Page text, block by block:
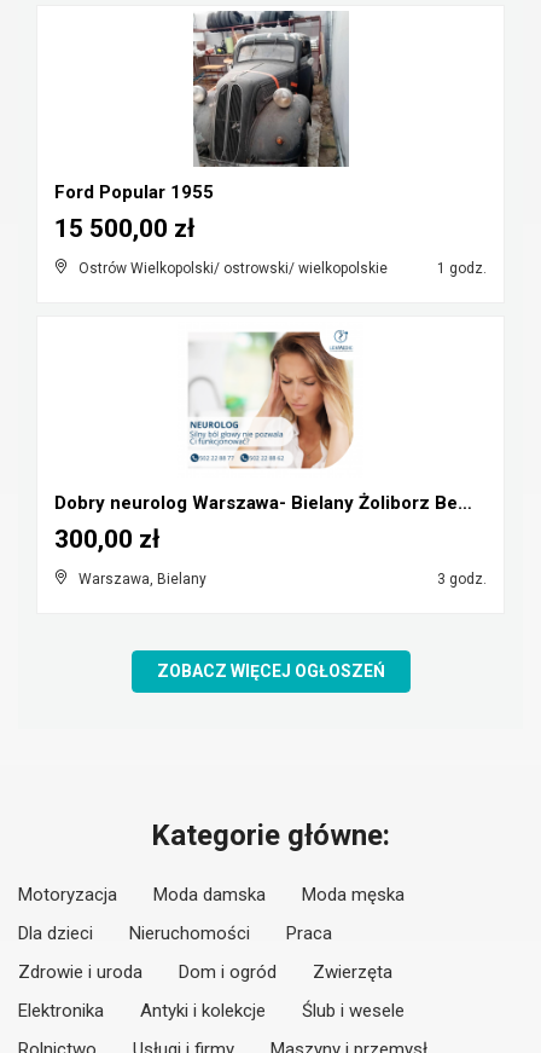
Ford Popular 1955
Ostrów Wielkopolski/ ostrowski/ wielkopolskie 1 godz.
15 500,00 zł
Dobry neurolog Warszawa- Bielany Żoliborz Bemowo W...
Warszawa, Bielany 3 godz.
300,00 zł
ZOBACZ WIĘCEJ OGŁOSZEŃ
Kategorie główne:
Motoryzacja Moda damska
Moda męska
Dla dzieci
Nieruchomości
Praca
Zdrowie i uroda
Dom i ogród
Zwierzęta
Elektronika
Antyki i kolekcje
Ślub i wesele